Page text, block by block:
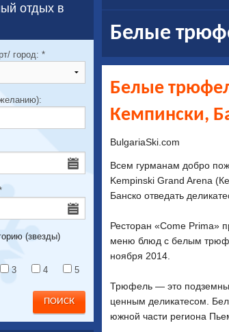
Белые
Белые
Кемпински,
BulgariaSki.com
Всем гурманам добро
Kempinski Grand Arena
Банско отведать
Ресторан «Come Prima»
меню блюд с белым
ноября 2014.
Трюфель — это
ценным деликатесом.
южной части региона
отдых в
город: *
(звезды)
3 4 5